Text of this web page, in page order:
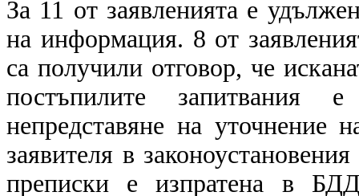
За 11 от заявленията е
на информация. 8 от
са получили отговор, че
постъпилите запитвания
непредставяне на уточнение
заявителя в
преписки е изпратена в